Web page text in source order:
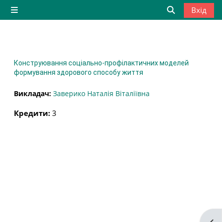
Перейти до головного вмісту
Бокова панель
Вхід
Конструювання соціально-профілактичних моделей
формування здорового способу життя
Викладач: Заверико Наталія Віталіївна
Кредити: 3